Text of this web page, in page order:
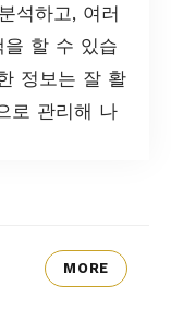
석하고, 여러
을 할 수 있습
정보는 잘 활
로 관리해 나
MORE